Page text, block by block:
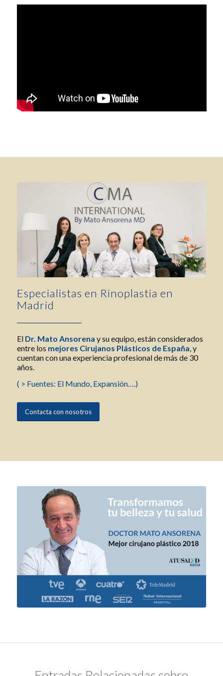
Especialistas en Rinoplastia en
Madrid
El Dr. Mato Ansorena y su equipo, están considerados
entre los mejores Cirujanos Plásticos de España, y
cuentan con una experiencia profesional de más de 30
años.
( > Fuentes: El Mundo, Expansión….)
Contacta con nosotros